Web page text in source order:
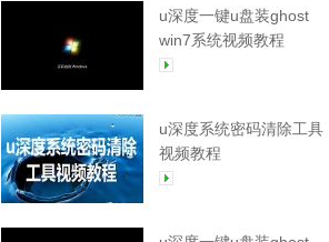
u深度一键u盘装ghost
win7系统视频教程
u深度系统密码清除工具
视频教程